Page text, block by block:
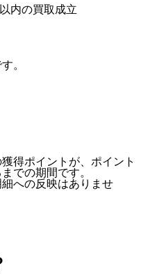
内の買取成立
。
得ポイントが、ポイント
での期間です。
細への反映はありませ